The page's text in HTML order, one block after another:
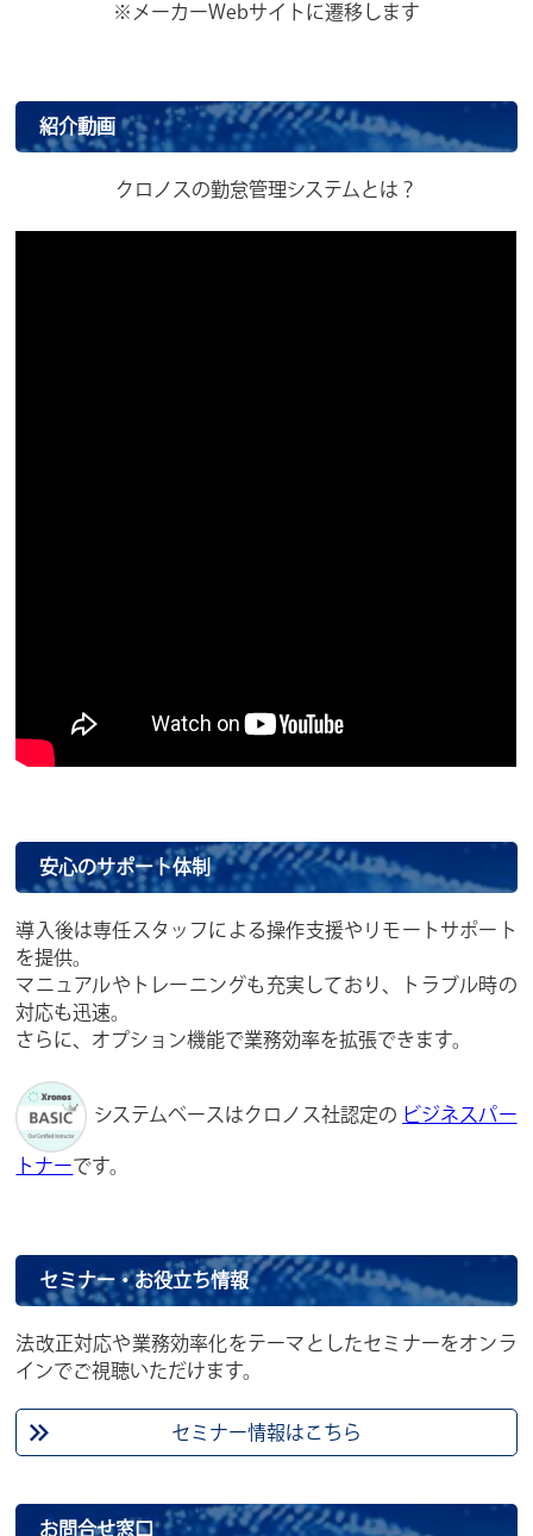
※メーカーWebサイトに遷移します
紹介動画
クロノスの勤怠管理システムとは？
安心のサポート体制
導入後は専任スタッフによる操作支援やリモートサポート
を提供。
マニュアルやトレーニングも充実しており、トラブル時の
対応も迅速。
さらに、オプション機能で業務効率を拡張できます。
システムベースはクロノス社認定の ビジネスパー
トナーです。
セミナー・お役立ち情報
法改正対応や業務効率化をテーマとしたセミナーをオンラ
インでご視聴いただけます。
セミナー情報はこちら
お問合せ窓口